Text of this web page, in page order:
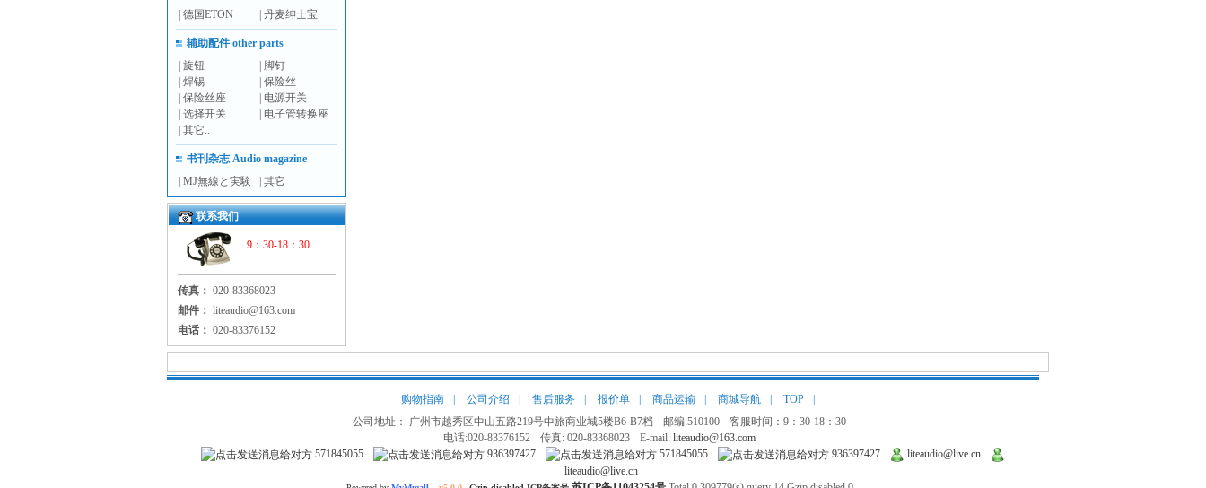
德国ETON 丹麦绅士宝
辅助配件 other parts
旋钮
脚钉
焊锡
保险丝
保险丝座
电源开关
选择开关
电子管转换座
其它..
书刊杂志 Audio magazine
MJ無線と実験 其它
联系我们
9：30-18：30
传真： 020-83368023
邮件： liteaudio@163.com
电话： 020-83376152
购物指南 公司介绍 售后服务 报价单 商品运输 商城导航 TOP
公司地址： 广州市越秀区中山五路219号中旅商业城5楼B6-B7档
邮编:510100
客服时间：9：30-18：30
电话:020-83376152
传真: 020-83368023 E-mail: liteaudio@163.com
571845055
936397427 571845055 936397427
liteaudio@live.cn
liteaudio@live.cn